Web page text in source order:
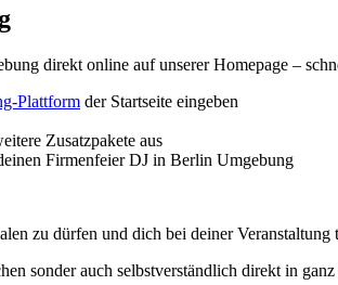
direkt online auf unserer Homepage –
Plattform der Startseite eingeben
Zusatzpakete aus
Firmenfeier DJ in Berlin Umgebung
zu dürfen und dich bei deiner
sonder auch selbstverständlich direkt in